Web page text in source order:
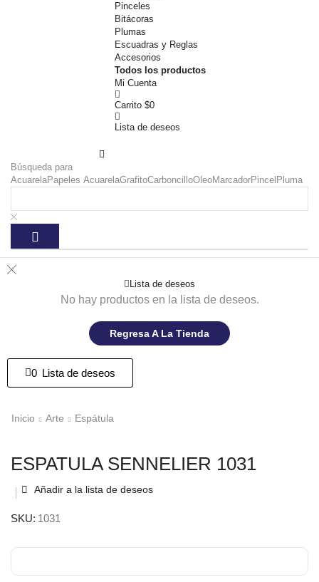
Búsqueda para
AcuarelaPapeles AcuarelaGrafitoCarboncilloOleoMarcadorPincel Pluma
Pinceles
Bitácoras
Plumas
Escuadras y Reglas
Accesorios
Todos los productos
Mi Cuenta
Carrito$0
Lista de deseos
Lista de deseos
No hay productos en la lista de deseos.
Regresa A La Tienda
0 Lista de deseos
Inicio Arte Espátula
ESPATULA SENNELIER 1031
Añadir a la lista de deseos
SKU: 1031